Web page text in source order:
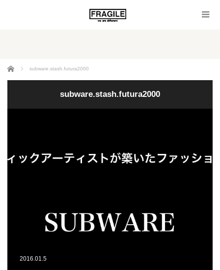
ホーム subware.stash.futura2000
subware.stash.futura2000
2016.01.5